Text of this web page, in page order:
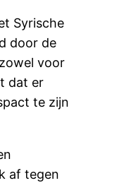
Syrische
door de
voor
dat er
te zijn
af tegen